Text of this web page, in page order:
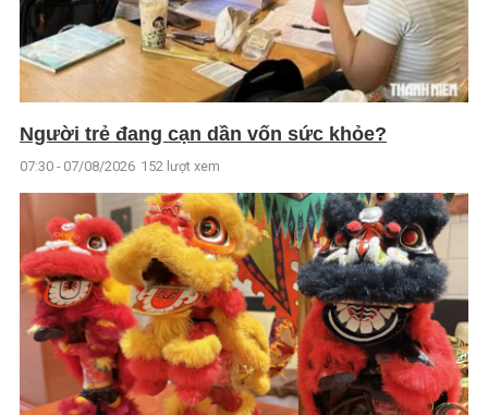
Người trẻ đang cạn dần vốn sức khỏe?
07:30 - 07/08/2026 152 lượt xem